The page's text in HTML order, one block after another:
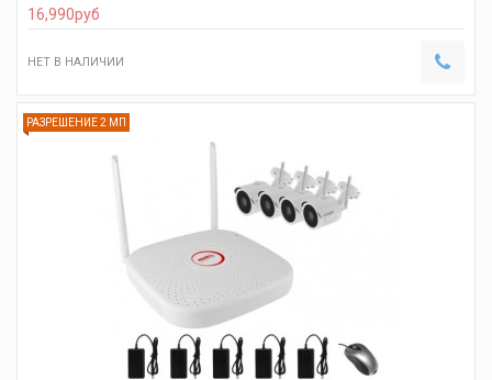
16,990руб
НЕТ В НАЛИЧИИ
РАЗРЕШЕНИЕ 2 МП